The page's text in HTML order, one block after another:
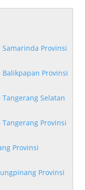
Provinsi
Provinsi
Selatan
Provinsi
Provinsi
Provinsi